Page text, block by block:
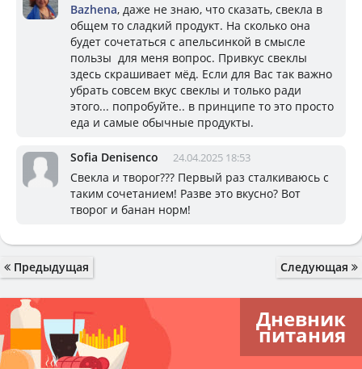
Bazhena, даже не знаю, что сказать, свекла в
общем то сладкий продукт. На сколько она
будет сочетаться с апельсинкой в смысле
пользы для меня вопрос. Привкус свеклы
здесь скрашивает мёд. Если для Вас так важно
убрать совсем вкус свеклы и только ради
этого... попробуйте.. в принципе то это просто
еда и самые обычные продукты.
Sofia Denisenco 24.04.2025 18:53
Свекла и творог??? Первый раз сталкиваюсь с
таким сочетанием! Разве это вкусно? Вот
творог и банан норм!
Предыдущая Следующая
Дневник
питания